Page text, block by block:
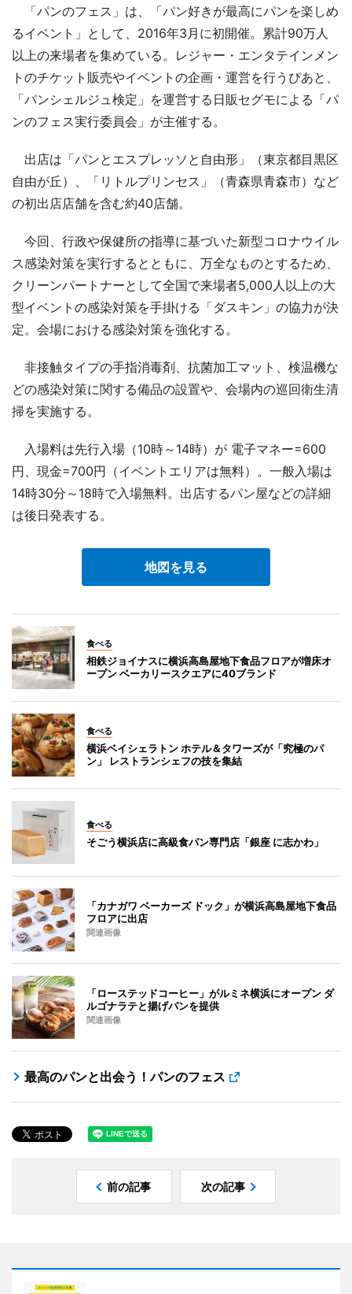
「パンのフェス」は、「パン好きが最高にパンを楽しめ
るイベント」として、2016年3月に初開催。累計90万人
以上の来場者を集めている。レジャー・エンタテインメン
トのチケット販売やイベントの企画・運営を行うぴあと、
「パンシェルジュ検定」を運営する日販セグモによる「パ
ンのフェス実行委員会」が主催する。
出店は「パンとエスプレッソと自由形」（東京都目黒区
自由が丘）、「リトルプリンセス」（青森県青森市）など
の初出店店舗を含む約40店舗。
今回、行政や保健所の指導に基づいた新型コロナウイル
ス感染対策を実行するとともに、万全なものとするため、
クリーンパートナーとして全国で来場者5,000人以上の大
型イベントの感染対策を手掛ける「ダスキン」の協力が決
定。会場における感染対策を強化する。
非接触タイプの手指消毒剤、抗菌加工マット、検温機な
どの感染対策に関する備品の設置や、会場内の巡回衛生清
掃を実施する。
入場料は先行入場（10時～14時）が 電子マネー=600
円、現金=700円（イベントエリアは無料）。一般入場は
14時30分～18時で入場無料。出店するパン屋などの詳細
は後日発表する。
地図を見る
食べる
相鉄ジョイナスに横浜高島屋地下食品フロアが増床オ
ープン ベーカリースクエアに40ブランド
食べる
横浜ベイシェラトン ホテル＆タワーズが「究極のパ
ン」 レストランシェフの技を集結
食べる
そごう横浜店に高級食パン専門店「銀座 に志かわ」
「カナガワ ベーカーズ ドック」が横浜高島屋地下食品
フロアに出店
関連画像
「ローステッドコーヒー」がルミネ横浜にオープン ダ
ルゴナラテと揚げパンを提供
関連画像
最高のパンと出会う！パンのフェス
前の記事 次の記事